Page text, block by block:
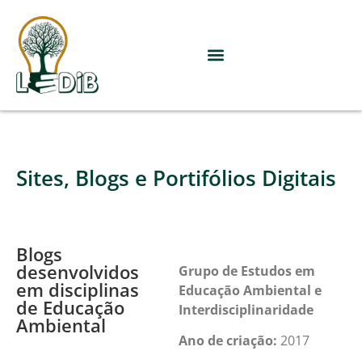
Sites, Blogs e Portifólios Digitais
Blogs
desenvolvidos
em disciplinas
de Educação
Ambiental
Grupo de Estudos em
Educação Ambiental e
Interdisciplinaridade
Ano de criação:2017